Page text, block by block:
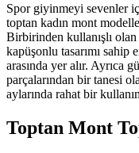
Spor giyinmeyi sevenler
toptan kadın mont
Birbirinden kullanışlı
kapüşonlu tasarımı
arasında yer alır. Ayrıca
parçalarından bir tanesi
aylarında rahat bir
Toptan Mont